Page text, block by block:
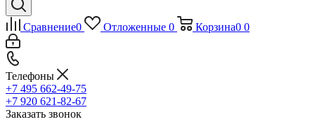
Сравнение0 Отложенные 0 Корзина0 0
Телефоны
+7 495 662-49-75
+7 920 621-82-67
Заказать звонок